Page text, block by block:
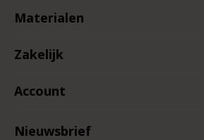
Materialen
Zakelijk
Account
Nieuwsbrief